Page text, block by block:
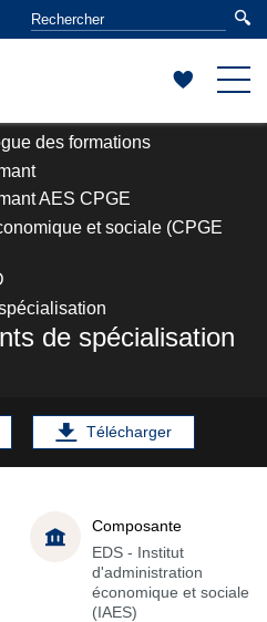
des formations
AES CPGE
et sociale (CPGE
de spécialisation
Télécharger
Composante
EDS - Institut
d'administration
économique et sociale
(IAES)